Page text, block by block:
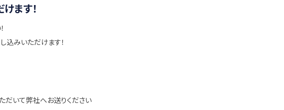
ます！
込みいただけます！
だいて弊社へお送りください